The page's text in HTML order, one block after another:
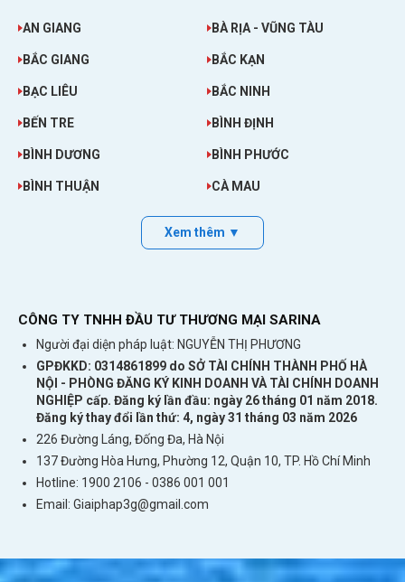
Thông số kỹ thuật chi tiết tai nghe phiên dịch X
Thông số kỹ thuật
Hỗ trợ ngôn ngữ
40 ngôn ngữ, 93 giọng nói
Chế độ sử dụng
Simul Mode, Listen Mode, Speaker
Bluetooth 5.2
iOS, Android, Windows, macOS
Sạc nhanh
Dịch thời gian thực qua Wi-Fi/4G
Tầm hoạt động
Trong vòng 10m
Micro khử tiếng ồn
Có
Điều khiển cảm ứng
Có
Ghi chú: Cần kết nối mạng để dịch thời gian thực. Một số chế độ
yêu cầu tải ứng dụng đi kèm.
Các Tính Năng Khác Của X1
AN GIANG BÀ RỊA - VŨNG TÀU
BẮC GIANG BẮC KẠN
BẠC LIÊU BẮC NINH
BẾN TRE BÌNH ĐỊNH
BÌNH DƯƠNG BÌNH PHƯỚC
BÌNH THUẬN CÀ MAU
Xem thêm ▼
CÔNG TY TNHH ĐẦU TƯ THƯƠNG MẠI SARINA
Người đại diện pháp luật: NGUYỄN THỊ PHƯƠNG
GPĐKKD: 0314861899 do SỞ TÀI CHÍNH THÀNH PHỐ HÀ
NỘI - PHÒNG ĐĂNG KÝ KINH DOANH VÀ TÀI CHÍNH DOANH
NGHIỆP cấp. Đăng ký lần đầu: ngày 26 tháng 01 năm 2018.
Đăng ký thay đổi lần thứ: 4, ngày 31 tháng 03 năm 2026
226 Đường Láng, Đống Đa, Hà Nội
137 Đường Hòa Hưng, Phường 12, Quận 10, TP. Hồ Chí Minh
Hotline: 1900 2106 - 0386 001 001
Email: Giaiphap3g@gmail.com